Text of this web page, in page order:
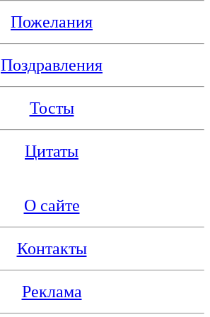
Пожелания
Поздравления
Тосты
Цитаты
О сайте
Контакты
Реклама